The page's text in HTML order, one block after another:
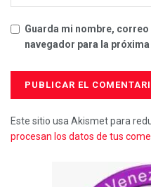
Guarda mi nombre,
navegador para la
Este sitio usa Akismet para
procesan los datos de tus